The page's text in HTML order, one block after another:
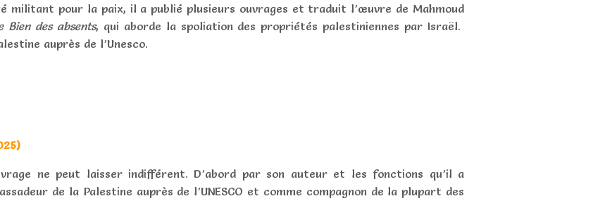
militant pour la paix, il a publié plusieurs ouvrages et traduit l’œuvre de Mahmoud
Bien des absents, qui aborde la spoliation des propriétés palestiniennes par Israël.
auprès de l’Unesco.
ne peut laisser indifférent. D’abord par son auteur et les fonctions qu’il a
de la Palestine auprès de l’UNESCO et comme compagnon de la plupart des